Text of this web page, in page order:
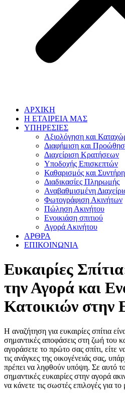
ΑΡΧΙΚΗ
Η ΕΤΑΙΡΕΙΑ ΜΑΣ
ΥΠΗΡΕΣΙΕΣ
Αξιολόγηση και
Διαφήμιση και
Διαχείριση Κρατήσεων
Υποδοχής Επισκεπτών
Καθαρισμός και
Διαδικασίες Πληρωμής
Αναβαθμισμένη
Φωτογράφιση Ακινήτων
Πώληση Ακινήτου
Ενοικιάση σπιτιού
Αγορά Ακινήτου
ΑΡΘΡΑ
ΕΠΙΚΟΙΝΩΝΙΑ
Ευκαιρίες
την Αγορά και
Κατοικιών στην
Η αναζήτηση για ευκαιρίες σπίτια
σημαντικές αποφάσεις στη ζωή του
αγοράσετε το πρώτο σας σπίτι, είτε
τις ανάγκες της οικογένειάς σας,
πρέπει να ληφθούν υπόψη. Σε αυτό
σημαντικές ευκαιρίες στην αγορά
να κάνετε τις σωστές επιλογές για